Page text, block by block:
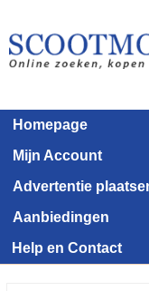
Homepage
Mijn Account
Advertentie
Aanbiedingen
Help en Contact